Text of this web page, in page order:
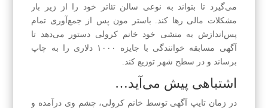
می‌گیرد تا بتواند به نوعی سالن تئاتر خود را از زیر بار
مشکلات مالی رها کند. باستر مون پس از جمع‌آوری تمام
پس‌اندازش به منشی خود خانم کرولی دستور می‌دهد تا
آگهی مسابقه خوانندگی با جایزه ۱۰۰۰ دلاری را به چاپ
برساند و در سطح شهر توزیع کند.
اشتباهی پیش می‌آید…
در زمان تایپ آگهی توسط خانم کرولی، چشم وی درآمده و